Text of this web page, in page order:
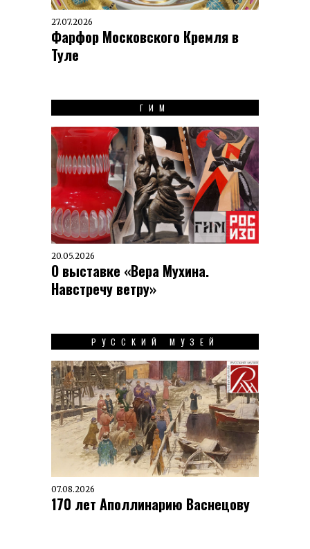
27.07.2026
Фарфор Московского Кремля в
Туле
ГИМ
20.05.2026
О выставке «Вера Мухина.
Навстречу ветру»
РУССКИЙ МУЗЕЙ
07.08.2026
170 лет Аполлинарию Васнецову